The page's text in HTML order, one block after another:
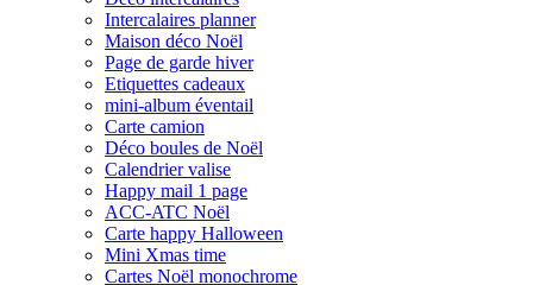
Intercalaires planner
Maison déco Noël
Page de garde hiver
Etiquettes cadeaux
mini-album éventail
Carte camion
Déco boules de Noël
Calendrier valise
Happy mail 1 page
ACC-ATC Noël
Carte happy Halloween
Mini Xmas time
Cartes Noël monochrome